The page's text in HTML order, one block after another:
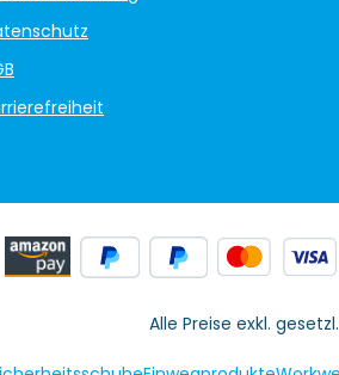
Alle Preise exkl.